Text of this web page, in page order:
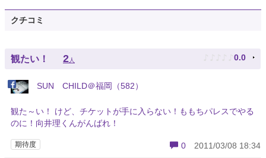
クチコミ
観たい！ 2人 ♪ ♪ ♪ ♪ ♪ 0.0
SUN CHILD＠福岡（582）
観た～い！ けど、チケットが手に入らない！ももちパレスでやる
のに！向井理くんがんばれ！
期待度 0 2011/03/08 18:34